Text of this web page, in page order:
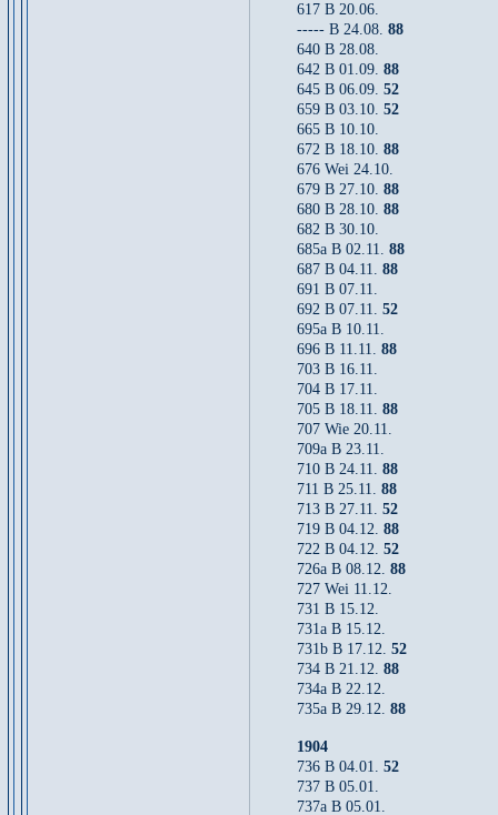
617 B 20.06.
----- B 24.08. 88
640 B 28.08.
642 B 01.09. 88
645 B 06.09. 52
659 B 03.10. 52
665 B 10.10.
672 B 18.10. 88
676 Wei 24.10.
679 B 27.10. 88
680 B 28.10. 88
682 B 30.10.
685a B 02.11. 88
687 B 04.11. 88
691 B 07.11.
692 B 07.11. 52
695a B 10.11.
696 B 11.11. 88
703 B 16.11.
704 B 17.11.
705 B 18.11. 88
707 Wie 20.11.
709a B 23.11.
710 B 24.11. 88
711 B 25.11. 88
713 B 27.11. 52
719 B 04.12. 88
722 B 04.12. 52
726a B 08.12. 88
727 Wei 11.12.
731 B 15.12.
731a B 15.12.
731b B 17.12. 52
734 B 21.12. 88
734a B 22.12.
735a B 29.12. 88
1904
736 B 04.01. 52
737 B 05.01.
737a B 05.01.